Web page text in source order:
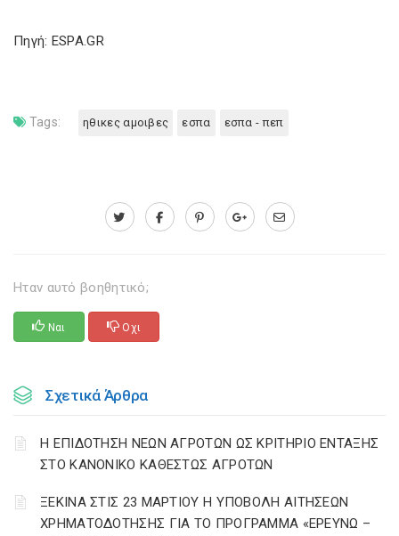
Πηγή: ESPA.GR
Tags: ηθικες αμοιβες εσπα εσπα - πεπ
Ηταν αυτό βοηθητικό;
Ναι Οχι
Σχετικά Άρθρα
Η ΕΠΙΔΟΤΗΣΗ ΝΕΩΝ ΑΓΡΟΤΩΝ ΩΣ ΚΡΙΤΗΡΙΟ ΕΝΤΑΞΗΣ
ΣΤΟ ΚΑΝΟΝΙΚΟ ΚΑΘΕΣΤΩΣ ΑΓΡΟΤΩΝ
ΞΕΚΙΝΑ ΣΤΙΣ 23 ΜΑΡΤΙΟΥ Η ΥΠΟΒΟΛΗ ΑΙΤΗΣΕΩΝ
ΧΡΗΜΑΤΟΔΟΤΗΣΗΣ ΓΙΑ ΤΟ ΠΡΟΓΡΑΜΜΑ «ΕΡΕΥΝΩ –